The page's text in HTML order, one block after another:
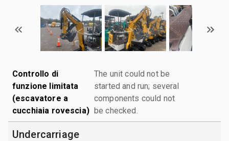
Controllo di
funzione limitata
(escavatore a
cucchiaia rovescia)
The unit could not be
started and run; several
components could not
be checked.
Undercarriage